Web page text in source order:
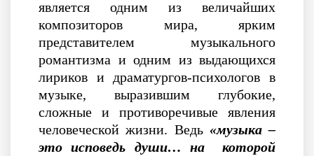
является одним из величайших
композиторов мира, ярким
представителем музыкального
романтизма и одним из выдающихся
лириков и драматургов-психологов в
музыке, выразившим глубокие,
сложные и противоречивые явления
человеческой жизни. Ведь «музыка –
это исповедь души… на которой